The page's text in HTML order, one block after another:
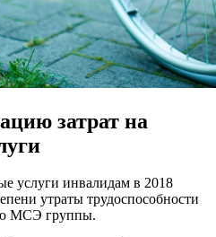
затрат на
услуги инвалидам в 2018
утраты трудоспособности
МСЭ группы.